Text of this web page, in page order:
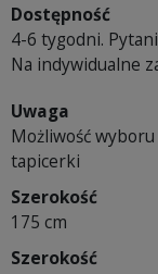
Dostępność
4-6 tygodni.
Na indywidualne
Uwaga
Możliwość
tapicerki
Szerokość
175 cm
Szerokość